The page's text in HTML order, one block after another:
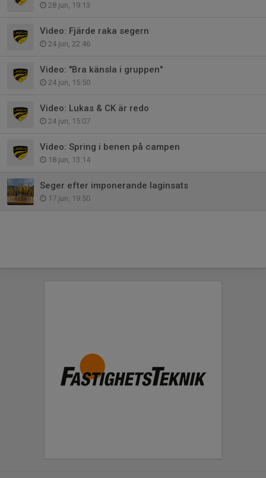
28 jun, 19:13
Video: Fjärde raka segern
24 jun, 22:46
Video: "Bra känsla i gruppen"
24 jun, 15:50
Video: Lukas & CK är redo
24 jun, 15:07
Video: Spring i benen på campen
18 jun, 13:14
Seger efter imponerande laginsats
17 jun, 19:50